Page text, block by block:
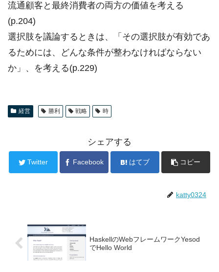
流通顧客と最終消費者の両方の価値を考える
(p.204)
選択肢を議論するときは、「その選択肢が有効であ
るためには、どんな条件が整わなければならない
か」、を考える(p.229)
経営 勝利 戦略 時
シェアする
Twitter Facebook はてブ コピー
katty0324
HaskellのWebフレームワークYesod
でHello World